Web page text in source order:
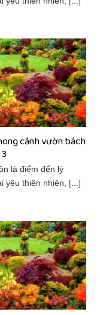
cảnh vườn bách
là điểm đến lý
yêu thiên nhiên, [...]